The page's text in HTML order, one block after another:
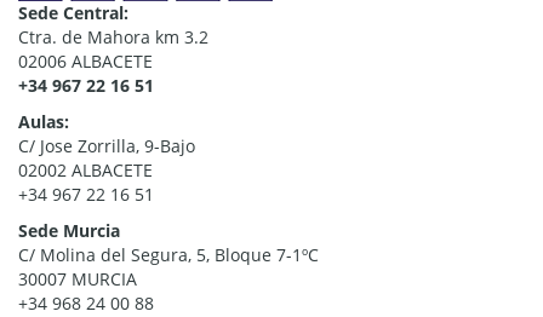
Sede Central:
Ctra. de Mahora km 3.2
02006 ALBACETE
+34 967 22 16 51
Aulas:
C/ Jose Zorrilla, 9-Bajo
02002 ALBACETE
+34 967 22 16 51
Sede Murcia
C/ Molina del Segura, 5, Bloque 7-1ºC
30007 MURCIA
+34 968 24 00 88